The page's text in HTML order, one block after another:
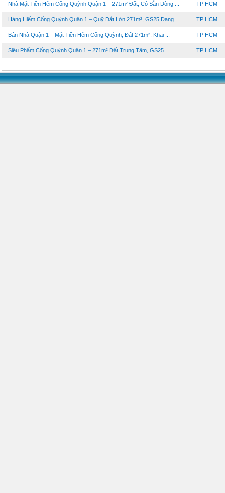
Nhà Mặt Tiền Hẻm Cống Quỳnh Quận 1 – 271m² Đất, Có Sẵn Dòng ... TP HCM
Hàng Hiếm Cống Quỳnh Quận 1 – Quỹ Đất Lớn 271m², GS25 Đang ... TP HCM
Bán Nhà Quận 1 – Mặt Tiền Hẻm Cống Quỳnh, Đất 271m², Khai ... TP HCM
Siêu Phẩm Cống Quỳnh Quận 1 – 271m² Đất Trung Tâm, GS25 ... TP HCM